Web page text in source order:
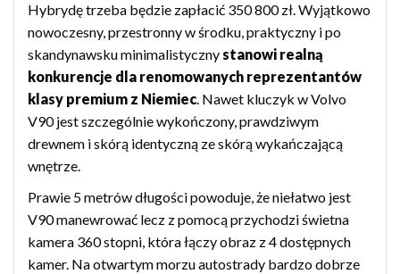
Hybrydę trzeba będzie zapłacić 350 800 zł. Wyjątkowo
nowoczesny, przestronny w środku, praktyczny i po
skandynawsku minimalistycznystanowi realną
konkurencje dla renomowanych reprezentantów
klasy premium z Niemiec. Nawet kluczyk w Volvo
V90 jest szczególnie wykończony, prawdziwym
drewnem i skórą identyczną ze skórą wykańczającą
wnętrze.
Prawie 5 metrów długości powoduje, że niełatwo jest
V90 manewrować lecz z pomocą przychodzi świetna
kamera 360 stopni, która łączy obraz z 4 dostępnych
kamer. Na otwartym morzu autostrady bardzo dobrze